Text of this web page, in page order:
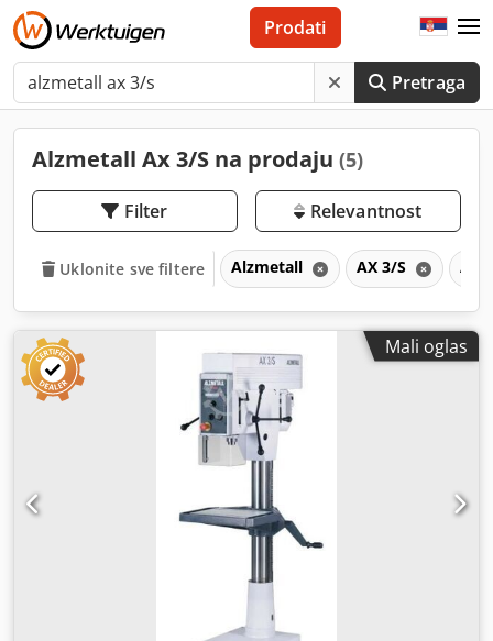
Pretraga
Prodati
Alzmetall Ax 3/S na prodaju (5)
Filter Relevantnost
Uklonite sve filtere Alzmetall AX 3/S AX
Mali oglas